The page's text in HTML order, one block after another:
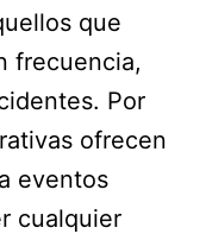
que
frecuencia,
Por
ofrecen
eventos
cualquier